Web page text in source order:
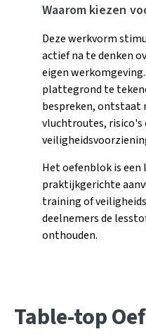
Waarom kiezen
Deze werkvorm
actief na te denken
eigen
plattegrond te
bespreken, ontstaat
vluchtroutes, risico's
Het oefenblok is
praktijkgerichte
training of
deelnemers de
onthouden.
Table-top